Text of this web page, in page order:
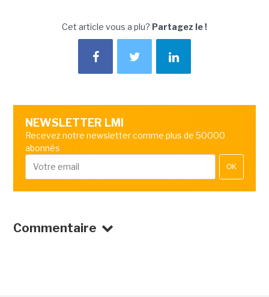
Cet article vous a plu? Partagez le !
NEWSLETTER LMI
Recevez notre newsletter comme plus de 50000
abonnés
OK
Commentaire